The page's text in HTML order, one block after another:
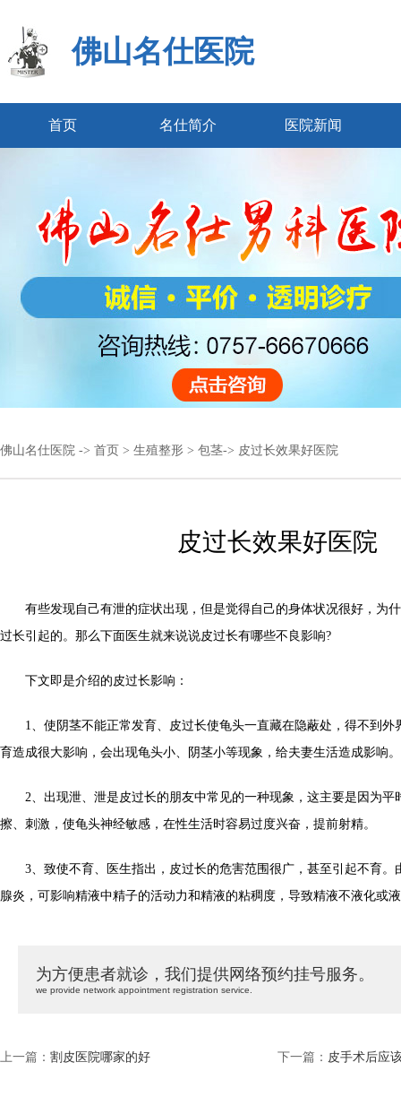
佛山名仕医院
首页 名仕简介 医院新闻
佛山名仕医院 -> 首页 > 生殖整形 > 包茎-> 皮过长效果好医院
皮过长效果好医院
有些发现自己有泄的症状出现，但是觉得自己的身体状况很好，为
过长引起的。那么下面医生就来说说皮过长有哪些不良影响?
下文即是介绍的皮过长影响：
1、使阴茎不能正常发育、皮过长使龟头一直藏在隐蔽处，得不到外
育造成很大影响，会出现龟头小、阴茎小等现象，给夫妻生活造成影响。
2、出现泄、泄是皮过长的朋友中常见的一种现象，这主要是因为平
擦、刺激，使龟头神经敏感，在性生活时容易过度兴奋，提前射精。
3、致使不育、医生指出，皮过长的危害范围很广，甚至引起不育。
腺炎，可影响精液中精子的活动力和精液的粘稠度，导致精液不液化或
为方便患者就诊，我们提供网络预约挂号服务。
we provide network appointment registration service.
上一篇： 割皮医院哪家的好 下一篇： 皮手术后应